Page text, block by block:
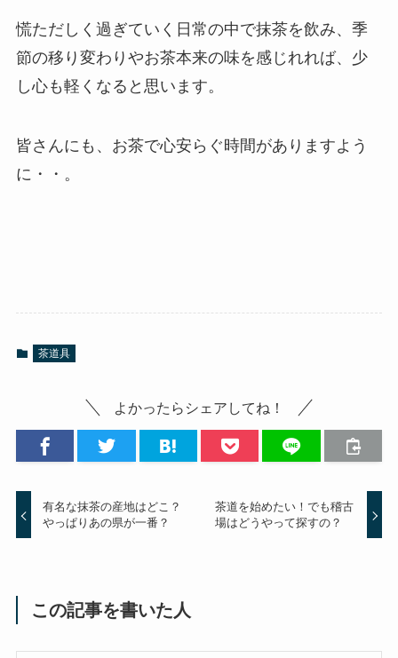
慌ただしく過ぎていく日常の中で抹茶を飲み、季
節の移り変わりやお茶本来の味を感じれれば、少
し心も軽くなると思います。
皆さんにも、お茶で心安らぐ時間がありますよう
に・・。
茶道具
よかったらシェアしてね！
有名な抹茶の産地はどこ？
やっぱりあの県が一番？
茶道を始めたい！でも稽古
場はどうやって探すの？
この記事を書いた人